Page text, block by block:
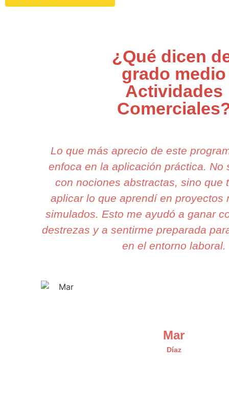
¿Qué dicen
grado medio
Actividades
Lo que más aprecio de este
enfoca en la aplicación práctica. No
con nociones abstractas, sino que
aplicar lo que aprendí en proyectos
simulados. Esto me ayudó a ganar
destrezas y a sentirme preparada
en el entorno laboral.
Mar
Díaz